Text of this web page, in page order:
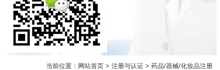
当前位置： 网站首页 > 注册与认证 > 药品/器械/化妆品注册